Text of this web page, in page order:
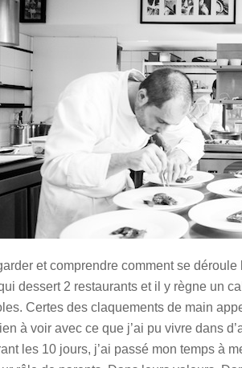
et comprendre comment se
dessert 2 restaurants et il y règne un
Certes des claquements de main
à voir avec ce que j’ai pu vivre dans
les 10 jours, j’ai passé mon temps